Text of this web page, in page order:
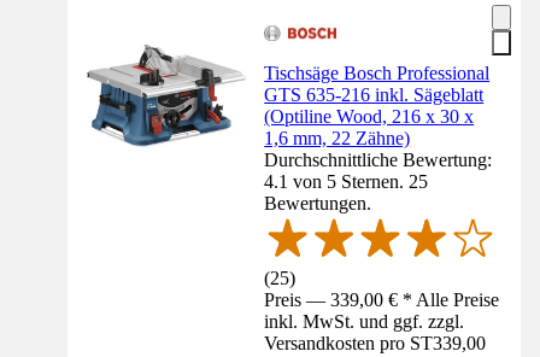
Tischsäge Bosch Professional
GTS 635-216 inkl. Sägeblatt
(Optiline Wood, 216 x 30 x
1,6 mm, 22 Zähne)
Durchschnittliche Bewertung:
4.1 von 5 Sternen. 25
Bewertungen.
(25)
Preis — 339,00 € * Alle Preise
inkl. MwSt. und ggf. zzgl.
Versandkosten pro ST339,00